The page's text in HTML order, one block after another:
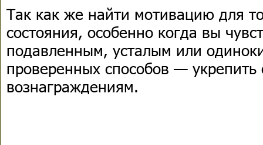
Так как же найти мотивацию для
состояния, особенно когда вы
подавленным, усталым или
проверенных способов — укрепить
вознаграждениям.